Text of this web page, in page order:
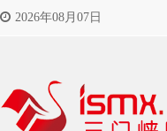
2026年08月07日